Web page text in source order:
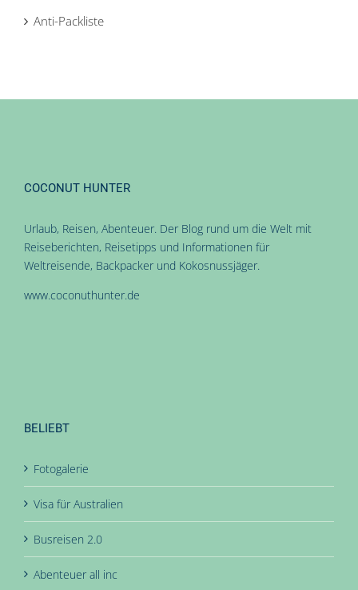
Anti-Packliste
COCONUT HUNTER
Urlaub, Reisen, Abenteuer. Der Blog rund um die Welt mit
Reiseberichten, Reisetipps und Informationen für
Weltreisende, Backpacker und Kokosnussjäger.
www.coconuthunter.de
BELIEBT
Fotogalerie
Visa für Australien
Busreisen 2.0
Abenteuer all inc